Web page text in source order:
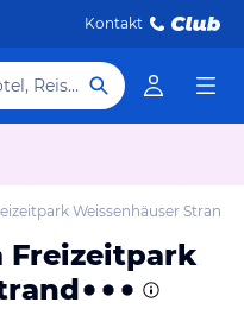
Kontakt
Hotel, Reiseziel
Weissenhäuser Strand
Freizeitpark